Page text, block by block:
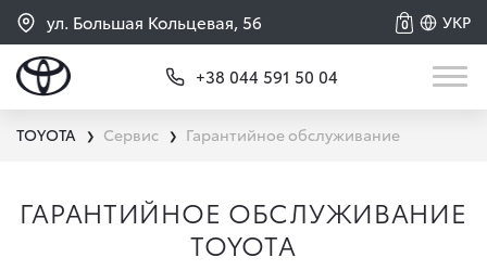
ул. Большая Кольцевая, 56 УКР
0
+38 044 591 50 04
TOYOTA ❯ Сервис ❯ Гарантийное обслуживание
ГАРАНТИЙНОЕ ОБСЛУЖИВАНИЕ
TOYOTA